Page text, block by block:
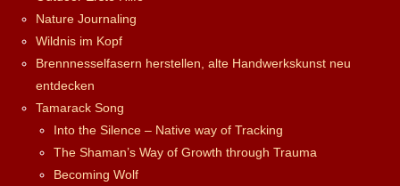
Nature Journaling
Wildnis im Kopf
Brennnesselfasern herstellen, alte Handwerkskunst neu
entdecken
Tamarack Song
Into the Silence – Native way of Tracking
The Shaman’s Way of Growth through Trauma
Becoming Wolf